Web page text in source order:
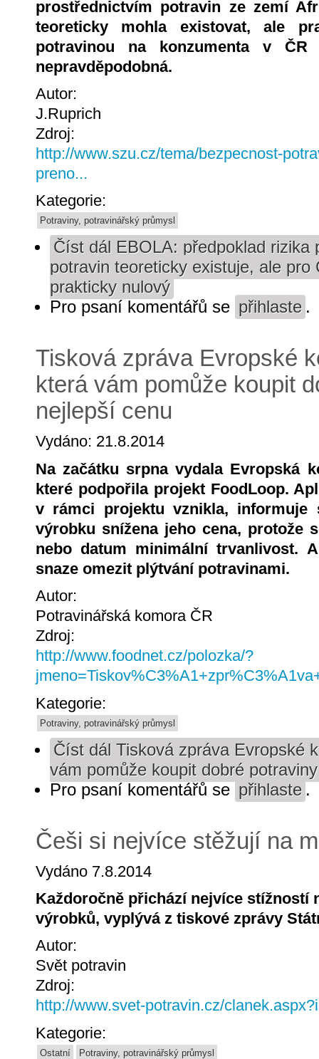
prostřednictvím potravin ze zemí
teoreticky mohla existovat, ale
potravinou na konzumenta v
nepravděpodobná.
Autor:
J.Ruprich
Zdroj:
http://www.szu.cz/tema/bezpecnost-
preno...
Kategorie:
Potraviny, potravinářský průmysl
Číst dál EBOLA: předpoklad
potravin teoreticky existuje, ale pro
prakticky nulový
Pro psaní komentářů se přihlaste .
Tisková zpráva Evropské
která vám pomůže koupit
nejlepší cenu
Vydáno: 21.8.2014
Na začátku srpna vydala Evropská
které podpořila projekt FoodLoop.
v rámci projektu vznikla,
výrobku snížena jeho cena, protože
nebo datum minimální trvanlivost.
snaze omezit plýtvání potravinami.
Autor:
Potravinářská komora ČR
Zdroj:
http://www.foodnet.cz/polozka/?
Kategorie:
Potraviny, potravinářský průmysl
Číst dál Tisková zpráva Evropské
vám pomůže koupit dobré
Pro psaní komentářů se přihlaste .
Češi si nejvíce stěžují na
Vydáno 7.8.2014
Každoročně přichází nejvíce stížností
výrobků, vyplývá z tiskové zprávy
Autor:
Svět potravin
Zdroj:
http://www.svet-potravin.cz/
Kategorie:
Ostatní Potraviny, potravinářský průmysl